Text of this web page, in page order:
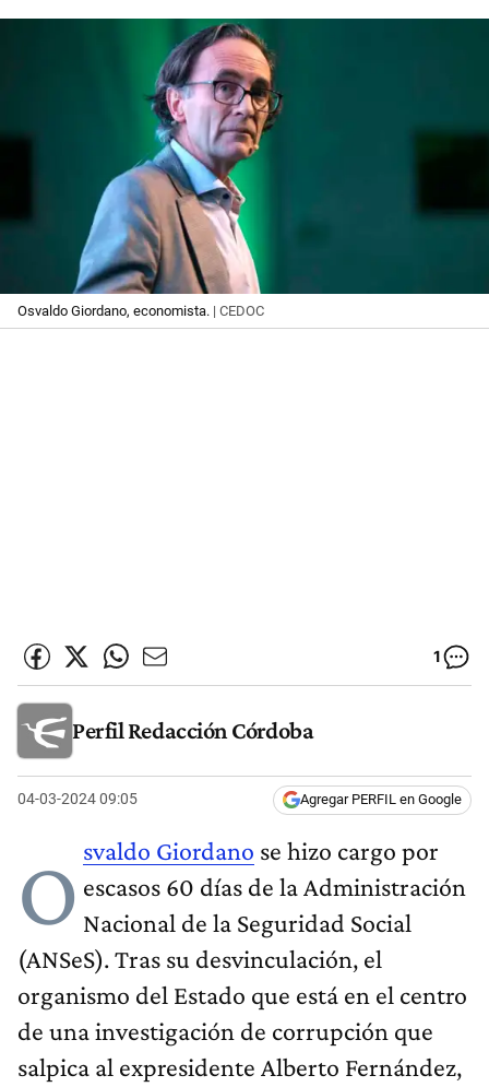
Osvaldo Giordano, economista. | CEDOC
1
Perfil Redacción Córdoba
04-03-2024 09:05 Agregar PERFIL en Google
O svaldo Giordano se hizo cargo por
escasos 60 días de la Administración
Nacional de la Seguridad Social
(ANSeS). Tras su desvinculación, el
organismo del Estado que está en el centro
de una investigación de corrupción que
salpica al expresidente Alberto Fernández,